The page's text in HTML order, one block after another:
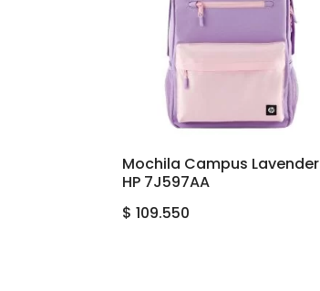
Mochila Campus Lavender
HP 7J597AA
$ 109.550